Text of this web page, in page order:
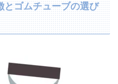
とゴムチューブの選び